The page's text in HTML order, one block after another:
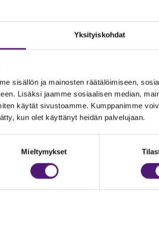
Yksityiskohdat
sisällön ja mainosten räätälöimiseen,
Lisäksi jaamme sosiaalisen median,
käytät sivustoamme. Kumppanimme
kun olet käyttänyt heidän palvelujaan.
Mieltymykset
755 9975
majoitus@sappee.fi
Avoimet
Anna